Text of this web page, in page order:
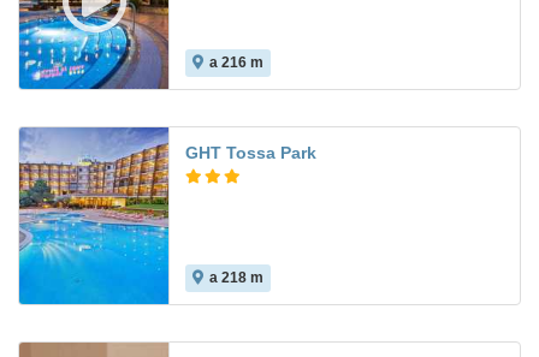
a 216 m
GHT Tossa Park
a 218 m